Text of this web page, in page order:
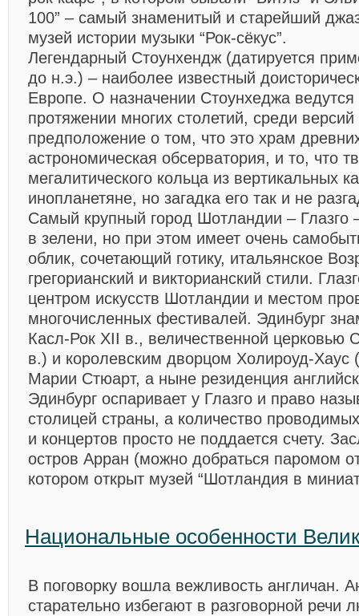
100” – самый знаменитый и старейший
музей истории музыки “Рок-сёкус”.
Легендарный Стоунхендж (датируется
до н.э.) – наиболее известный
Европе. О назначении Стоунхеджа
протяжении многих столетий, среди
предположение о том, что это храм
астрономическая обсерватория, и то, что
мегалитического кольца из вертикальных
инопланетяне, но загадка его так и не
Самый крупный город Шотландии – Глазго
в зелени, но при этом имеет очень
облик, сочетающий готику, итальянское
грегорианский и викторианский стили.
центром искусств Шотландии и местом
многочисленных фестивалей. Эдинбург
Касл-Рок XII в., величественной церковью
в.) и королевским дворцом Холироуд-
Марии Стюарт, а ныне резиденция
Эдинбург оспаривает у Глазго и право
столицей страны, а количество
и концертов просто не поддается счету.
остров Арран (можно добраться паромом
котором открыт музей “Шотландия в
Национальные особенности
В поговорку вошла вежливость англичан.
старательно избегают в разговорной речи